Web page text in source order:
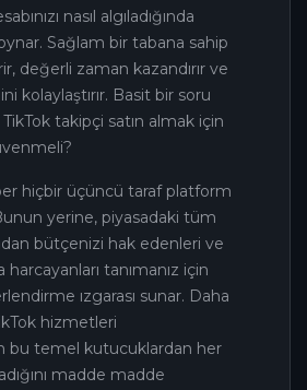
nasıl algıladığında
Sağlam bir tabana sahip
değerli zaman kazandırır ve
kolaylaştırır. Basit bir soru
TikTok takipçi satın almak için
hiçbir üçüncü taraf platform
yerine, piyasadaki tüm
bütçenizi hak edenleri ve
harcayanları tanımanız için
ızgarası sunar. Daha
hizmetleri
bu temel kutucuklardan her
madde madde